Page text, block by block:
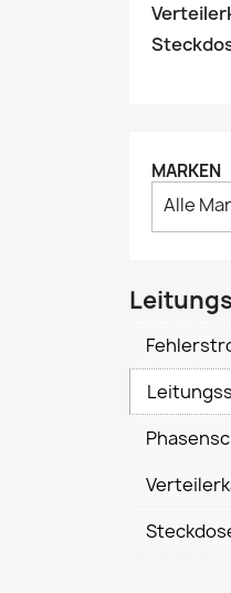
MARKEN
Alle